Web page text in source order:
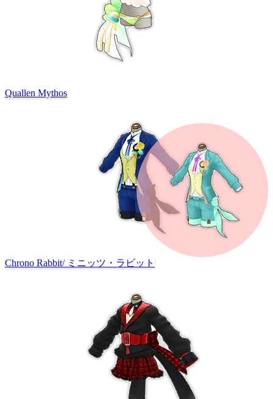
Quallen Mythos
Chrono Rabbit/ ミニッツ・ラビット